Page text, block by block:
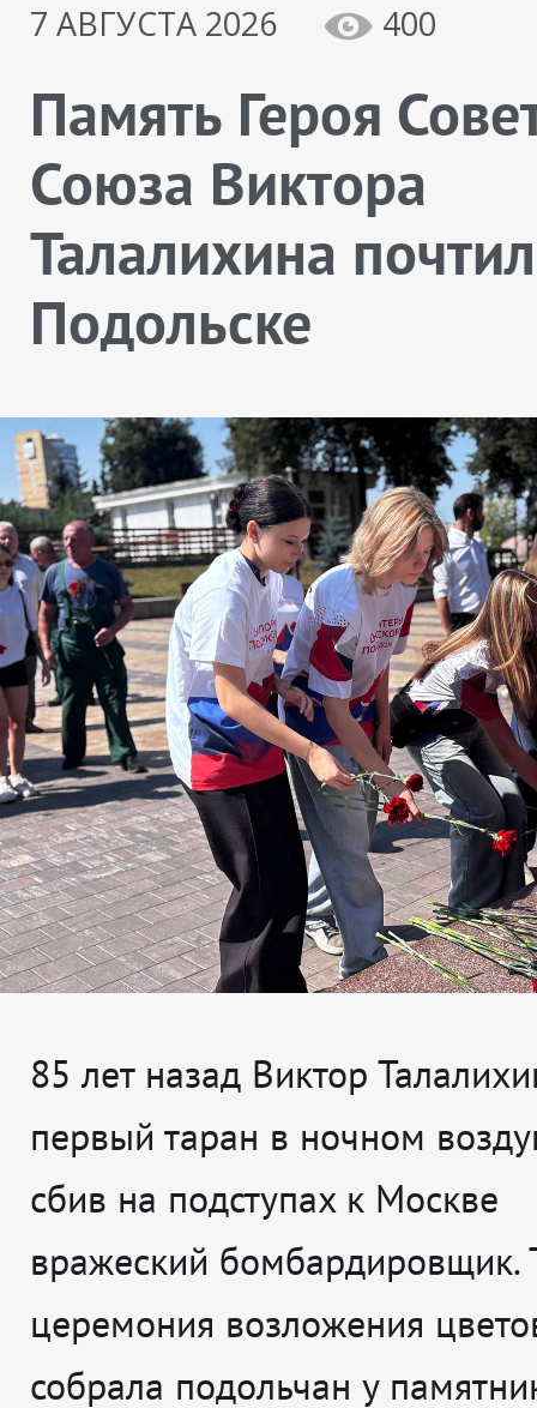
7 АВГУСТА 2026
400
Память Героя
Союза Виктора
Талалихина
Подольске
85 лет назад Виктор
первый таран в ночном
сбив на подступах к Москве
вражеский бомбардировщик.
церемония возложения
собрала подольчан у